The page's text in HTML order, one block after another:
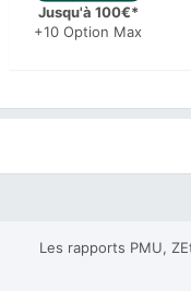
Jusqu'à 100€*
+10 Option Max
Les rapports PMU,